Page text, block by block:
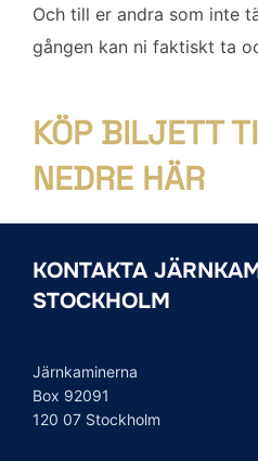
Och till er andra som inte
gången kan ni faktiskt ta
KÖP BILJETT
NEDRE HÄR
KONTAKTA
STOCKHOLM
Järnkaminerna
Box 92091
120 07 Stockholm